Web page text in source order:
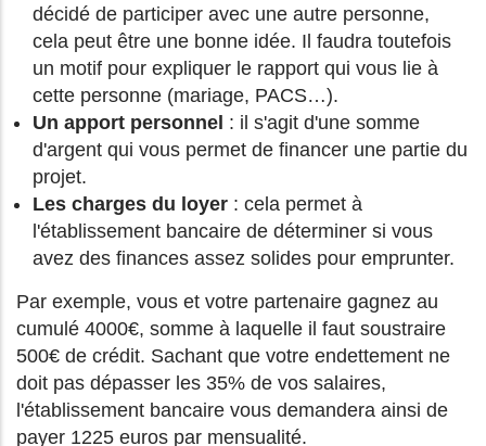
décidé de participer avec une autre personne,
cela peut être une bonne idée. Il faudra toutefois
un motif pour expliquer le rapport qui vous lie à
cette personne (mariage, PACS…).
Un apport personnel : il s'agit d'une somme
d'argent qui vous permet de financer une partie du
projet.
Les charges du loyer : cela permet à
l'établissement bancaire de déterminer si vous
avez des finances assez solides pour emprunter.
Par exemple, vous et votre partenaire gagnez au
cumulé 4000€, somme à laquelle il faut soustraire
500€ de crédit. Sachant que votre endettement ne
doit pas dépasser les 35% de vos salaires,
l'établissement bancaire vous demandera ainsi de
payer 1225 euros par mensualité.